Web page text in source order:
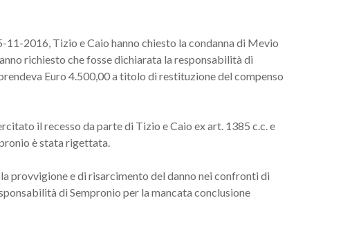
2016, Tizio e Caio hanno chiesto la condanna di Mevio
richiesto che fosse dichiarata la responsabilità di
Euro 4.500,00 a titolo di restituzione del compenso
il recesso da parte di Tizio e Caio ex art. 1385 c.c. e
è stata rigettata.
provvigione e di risarcimento del danno nei confronti di
di Sempronio per la mancata conclusione